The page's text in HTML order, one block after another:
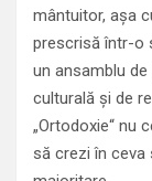
mântuitor, aşa
prescrisă într-o
un ansamblu
culturală şi de
„Ortodoxie“ nu
să crezi în